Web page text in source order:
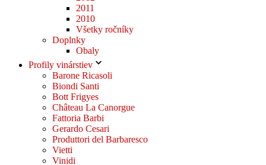
2011
2010
Všetky ročníky
Doplnky
Obaly
Profily vinárstiev
Barone Ricasoli
Biondi Santi
Bott Frigyes
Château La Canorgue
Fattoria Barbi
Gerardo Cesari
Produttori del Barbaresco
Vietti
Vinidi